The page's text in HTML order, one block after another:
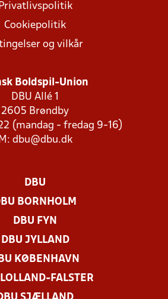
Privatlivspolitik
Cookiepolitik
og vilkår
Boldspil-Union
DBU Allé 1
2605 Brøndby
(mandag - fredag 9-16)
M: dbu@dbu.dk
DBU
BORNHOLM
DBU FYN
DBU JYLLAND
KØBENHAVN
FALSTER